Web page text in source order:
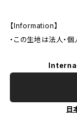
【Information】
・この生地は法人・
日